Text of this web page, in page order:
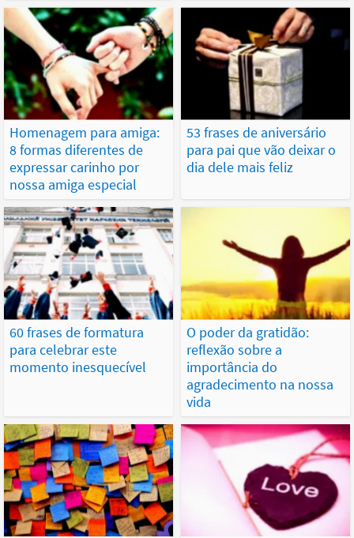
Homenagem para amiga:
8 formas diferentes de
expressar carinho por
nossa amiga especial
53 frases de aniversário
para pai que vão deixar o
dia dele mais feliz
60 frases de formatura
para celebrar este
momento inesquecível
O poder da gratidão:
reflexão sobre a
importância do
agradecimento na nossa
vida